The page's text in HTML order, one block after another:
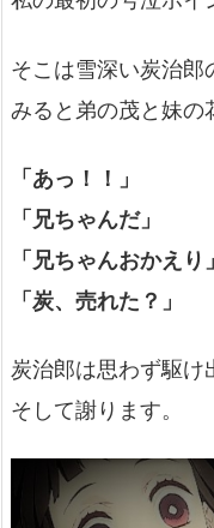
そこは雪深い炭治郎
みると弟の茂と妹の
「あっ！！」
「兄ちゃんだ」
「兄ちゃんおかえり」
「炭、売れた？」
炭治郎は思わず駆け
そして謝ります。